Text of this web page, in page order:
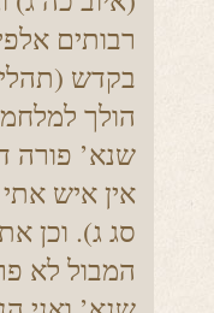
רבותים
בקדש
הולך
שנא’ פורה
אין איש
סג ג). וכן
המבול לא